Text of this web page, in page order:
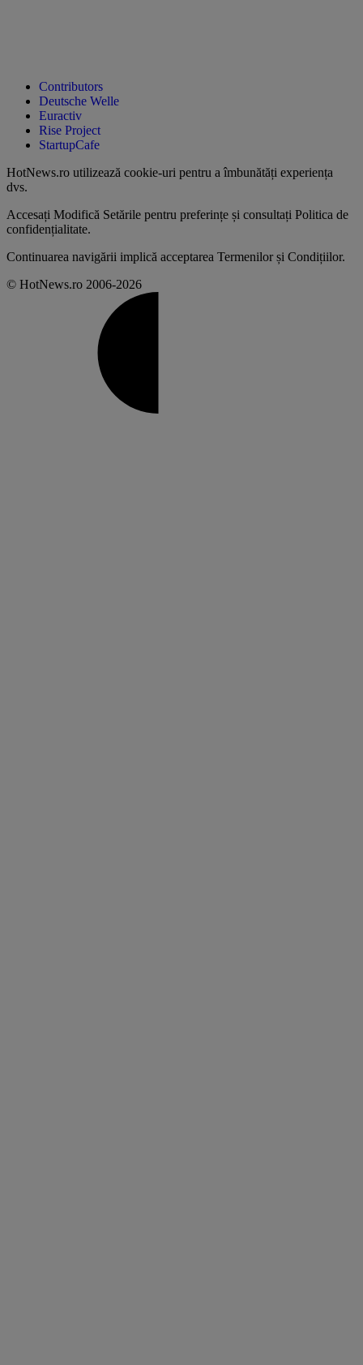
Contributors
Deutsche Welle
Euractiv
Rise Project
StartupCafe
HotNews.ro utilizează cookie-uri pentru a îmbunătăți experiența
dvs.
Accesați Modifică Setările pentru preferințe și consultați Politica de
confidențialitate.
Continuarea navigării implică acceptarea Termenilor și Condițiilor.
© HotNews.ro 2006-2026